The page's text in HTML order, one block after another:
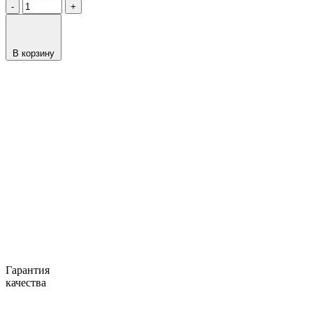
- +
В корзину
Гарантия
качества